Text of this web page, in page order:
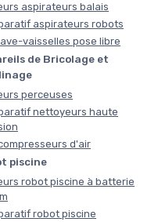
aspirateurs balais
aspirateurs robots
vaisselles pose libre
de Bricolage et
perceuses
nettoyeurs haute
d'air
piscine
robot piscine à batterie
robot piscine